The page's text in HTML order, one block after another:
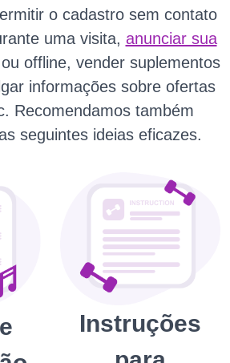
o cadastro sem contato
uma visita, anunciar sua
offline, vender suplementos
informações sobre ofertas
Recomendamos também
seguintes ideias eficazes.
Instruções